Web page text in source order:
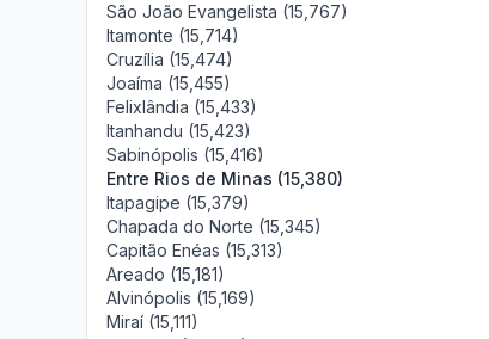
São João Evangelista (15,767)
Itamonte (15,714)
Cruzília (15,474)
Joaíma (15,455)
Felixlândia (15,433)
Itanhandu (15,423)
Sabinópolis (15,416)
Entre Rios de Minas (15,380)
Itapagipe (15,379)
Chapada do Norte (15,345)
Capitão Enéas (15,313)
Areado (15,181)
Alvinópolis (15,169)
Miraí (15,111)